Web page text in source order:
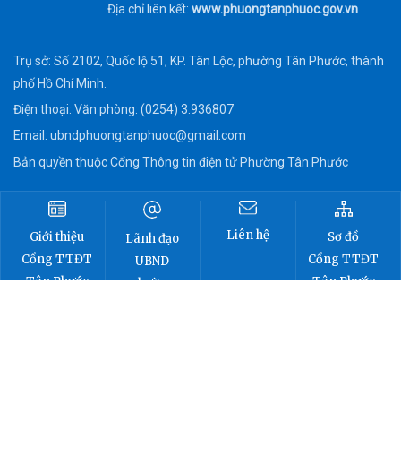
Địa chỉ liên kết: www.phuongtanphuoc.gov.vn
Trụ sở: Số 2102, Quốc lộ 51, KP. Tân Lộc, phường Tân Phước, thành
phố Hồ Chí Minh.
Điện thoại: Văn phòng: (0254) 3.936807
Email: ubndphuongtanphuoc@gmail.com
Bản quyền thuộc Cổng Thông tin điện tử Phường Tân Phước
Giới thiệu
Cổng TTĐT
Tân Phước
Lãnh đạo
UBND
phường
Liên hệ
Sơ đồ
Cổng TTĐT
Tân Phước